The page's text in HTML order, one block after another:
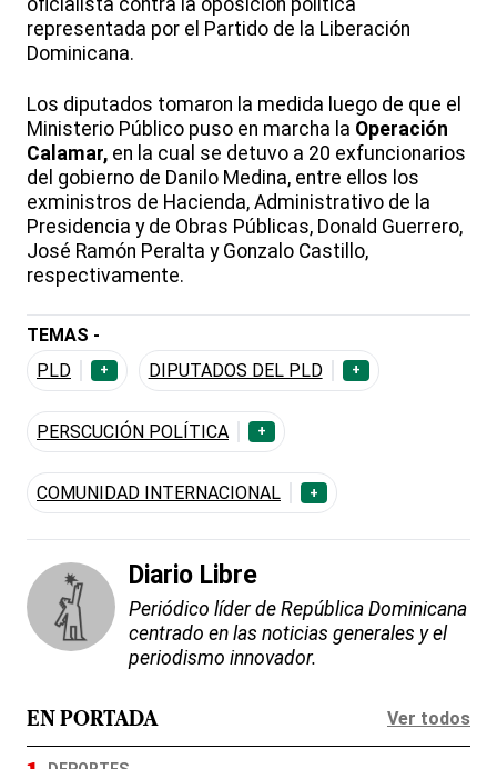
oficialista contra la oposición política
representada por el Partido de la Liberación
Dominicana.
Los diputados tomaron la medida luego de que el
Ministerio Público puso en marcha la Operación
Calamar, en la cual se detuvo a 20 exfuncionarios
del gobierno de Danilo Medina, entre ellos los
exministros de Hacienda, Administrativo de la
Presidencia y de Obras Públicas, Donald Guerrero,
José Ramón Peralta y Gonzalo Castillo,
respectivamente.
TEMAS -
PLD
+ DIPUTADOS DEL PLD +
PERSCUCIÓN POLÍTICA +
COMUNIDAD INTERNACIONAL +
Diario Libre
Periódico líder de República Dominicana
centrado en las noticias generales y el
periodismo innovador.
EN PORTADA Ver todos